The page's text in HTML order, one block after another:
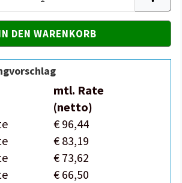
mtl. Rate
(netto)
€ 96,44
€ 83,19
€ 73,62
€ 66,50